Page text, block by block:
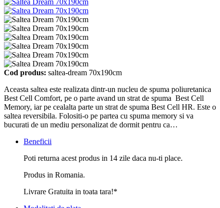
Cod produs: saltea-dream 70x190cm
Aceasta saltea este realizata dintr-un nucleu de spuma poliuretanica
Best Cell Comfort, pe o parte avand un strat de spuma Best Cell
Memory, iar pe cealalta parte un strat de spuma Best Cell HR. Este o
saltea reversibila. Folositi-o pe partea cu spuma memory si va
bucurati de un mediu personalizat de dormit pentru ca…
Beneficii
Poti returna acest produs in 14 zile daca nu-ti place.
Produs in Romania.
Livrare Gratuita in toata tara!*